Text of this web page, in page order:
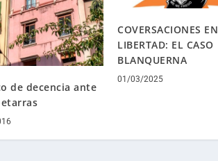
de decencia ante
COVERSACIONES EN
LIBERTAD: EL CASO
BLANQUERNA
01/03/2025